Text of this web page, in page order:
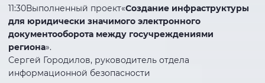
11:30Выполненный проект«Создание инфраструктуры
для юридически значимого электронного
документооборота между госучреждениями
региона».
Сергей Городилов, руководитель отдела
информационной безопасности